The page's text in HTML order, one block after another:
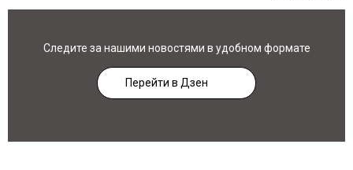
Следите за нашими новостями в удобном формате
Перейти в Дзен